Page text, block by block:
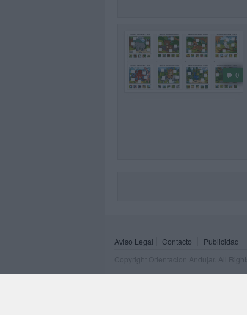
0
Aviso Legal Contacto Publicidad